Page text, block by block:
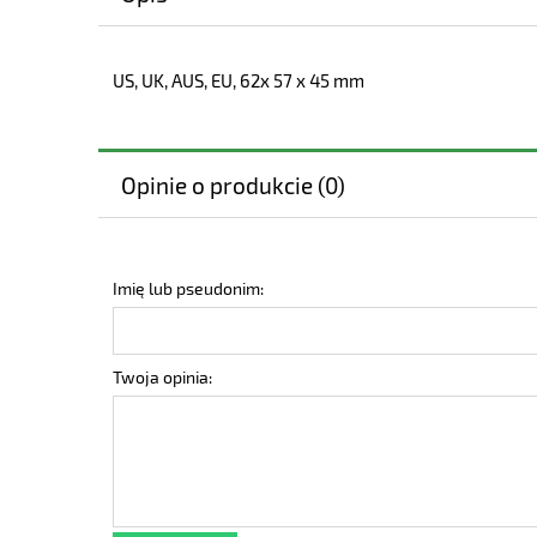
US, UK, AUS, EU, 62x 57 x 45 mm
Opinie o produkcie (0)
Imię lub pseudonim:
Twoja opinia: